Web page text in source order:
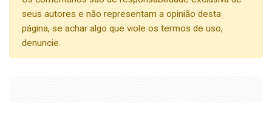
seus autores e não representam a opinião desta
página, se achar algo que viole os termos de uso,
denuncie.